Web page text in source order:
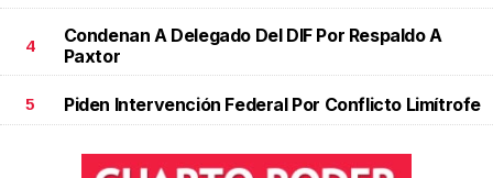
4
Condenan A Delegado Del DIF Por Respaldo A
Paxtor
5 Piden Intervención Federal Por Conflicto Limítrofe